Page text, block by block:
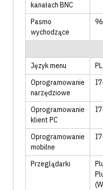
kanałach BNC
Pasmo
wychodzące
96
Język menu
PL
Oprogramowanie
narzędziowe
Oprogramowanie
klient PC
Oprogramowanie
mobilne
Przeglądarki